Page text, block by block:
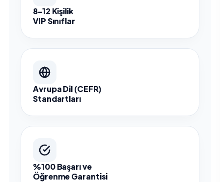
8-12 Kişilik
VIP Sınıflar
Avrupa Dil (CEFR)
Standartları
%100 Başarı ve
Öğrenme Garantisi